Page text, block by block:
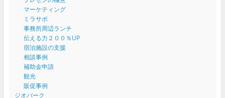
マーケティング
ミラサポ
事務所周辺ランチ
伝える力２００％UP
宿泊施設の支援
相談事例
補助金申請
観光
販促事例
ジオパーク